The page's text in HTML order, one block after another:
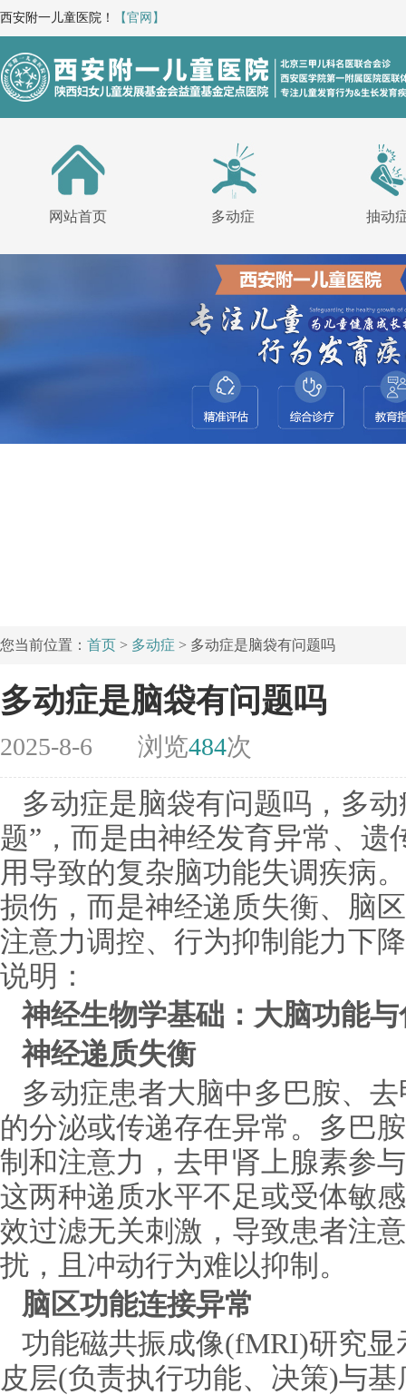
西安附一儿童医院！ 【官网】
网站首页 多动症 抽动
您当前位置： 首页 > 多动症 > 多动症是脑袋有问题吗
多动症是脑袋有问题吗
2025-8-6 浏览484次
多动症是脑袋有问题吗，多
题”，而是由神经发育异常、遗
用导致的复杂脑功能失调疾病
损伤，而是神经递质失衡、脑
注意力调控、行为抑制能力下
说明：
神经生物学基础：大脑功能
神经递质失衡
多动症患者大脑中多巴胺、
的分泌或传递存在异常。多巴
制和注意力，去甲肾上腺素参
这两种递质水平不足或受体敏
效过滤无关刺激，导致患者注
扰，且冲动行为难以抑制。
脑区功能连接异常
功能磁共振成像(fMRI)研究
皮层(负责执行功能、决策)与